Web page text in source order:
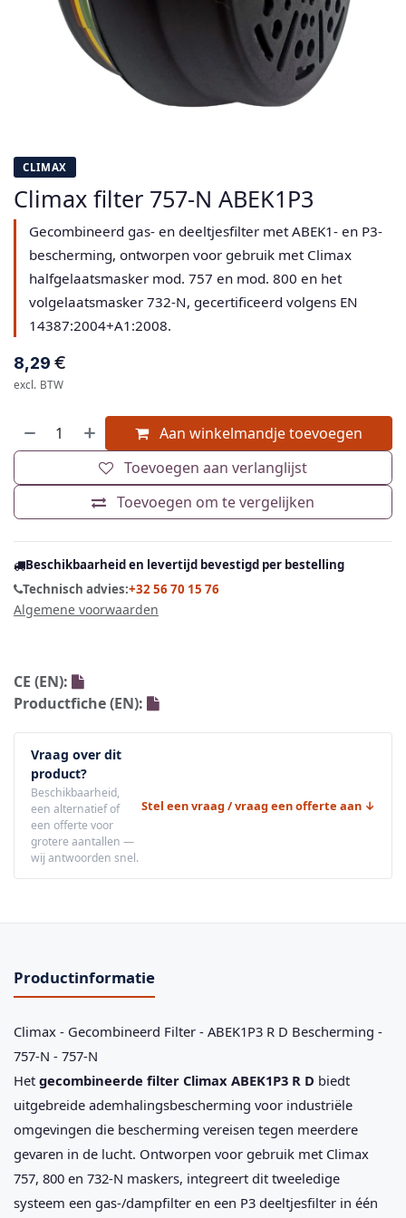
CLIMAX
Climax filter 757-N ABEK1P3
Gecombineerd gas- en deeltjesfilter met ABEK1- en P3-
bescherming, ontworpen voor gebruik met Climax
halfgelaatsmasker mod. 757 en mod. 800 en het
volgelaatsmasker 732-N, gecertificeerd volgens EN
14387:2004+A1:2008.
8,29 €
excl. BTW
Aan winkelmandje toevoegen
Toevoegen om te vergelijken
Toevoegen aan verlanglijst
Beschikbaarheid en levertijd bevestigd per bestelling
Technisch advies:+32 56 70 15 76
Algemene voorwaarden
CE (EN):
Productfiche (EN):
Vraag over dit
product?
Beschikbaarheid,
een alternatief of
een offerte voor
grotere aantallen —
wij antwoorden snel.
Stel een vraag / vraag een offerte aan ↓
Productinformatie
Climax - Gecombineerd Filter - ABEK1P3 R D Bescherming -
757-N - 757-N
Het gecombineerde filter Climax ABEK1P3 R D biedt
uitgebreide ademhalingsbescherming voor industriële
omgevingen die bescherming vereisen tegen meerdere
gevaren in de lucht. Ontworpen voor gebruik met Climax
757, 800 en 732-N maskers, integreert dit tweeledige
systeem een gas-/dampfilter en een P3 deeltjesfilter in één